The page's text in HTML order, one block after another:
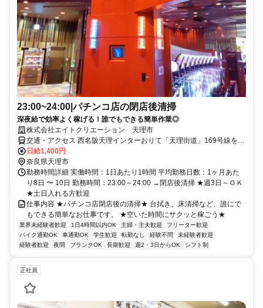
23:00~24:00|パチンコ店の閉店後清掃
深夜給で効率よく稼げる！誰でもできる簡単作業◎
株式会社エイトクリエーション 天理市
交通・アクセス 西名阪天理インターおりて「天理街道」169号線を
（桜井方面）南へ車で約８分
日給1,400円
奈良県天理市
勤務時間詳細 実働時間：1日あたり1時間 平均勤務日数：1ヶ月あた
り8日 〜 10日 勤務時間：23:00～24:00 →閉店後清掃 ★週3日～ＯＫ
★土日入れる方歓迎
仕事内容 ★パチンコ店閉店後の清掃★ 台拭き、床清掃など、誰にで
もできる簡単なお仕事です。 ★空いた時間にサクッと稼ごう★
業界未経験者歓迎 1日4時間以内OK 主婦・主夫歓迎
フリーター歓迎
バイク通勤OK
車通勤OK 学生歓迎 転勤なし 経験不問
未経験者歓迎
経験者歓迎
夜間 ブランクOK 長期歓迎 週2・3日からOK シフト制
正社員